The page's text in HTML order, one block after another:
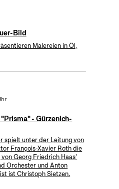
Bild
Malereien in Öl,
- Gürzenich-
spielt unter der Leitung von
François-Xavier Roth die
Georg Friedrich Haas'
Orchester und Anton
ist Christoph Sietzen.